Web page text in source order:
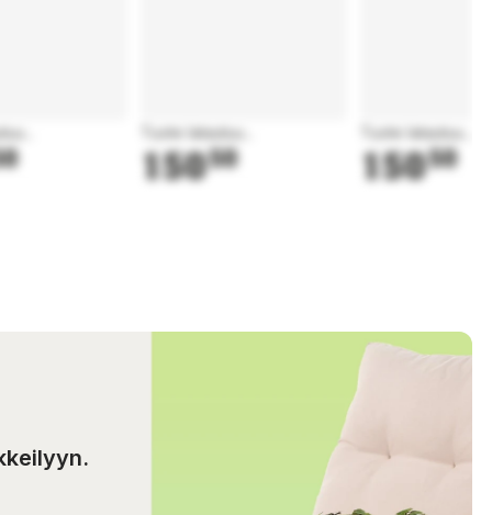
Tuote latautuu...
15050
Tuote latautuu...
15050